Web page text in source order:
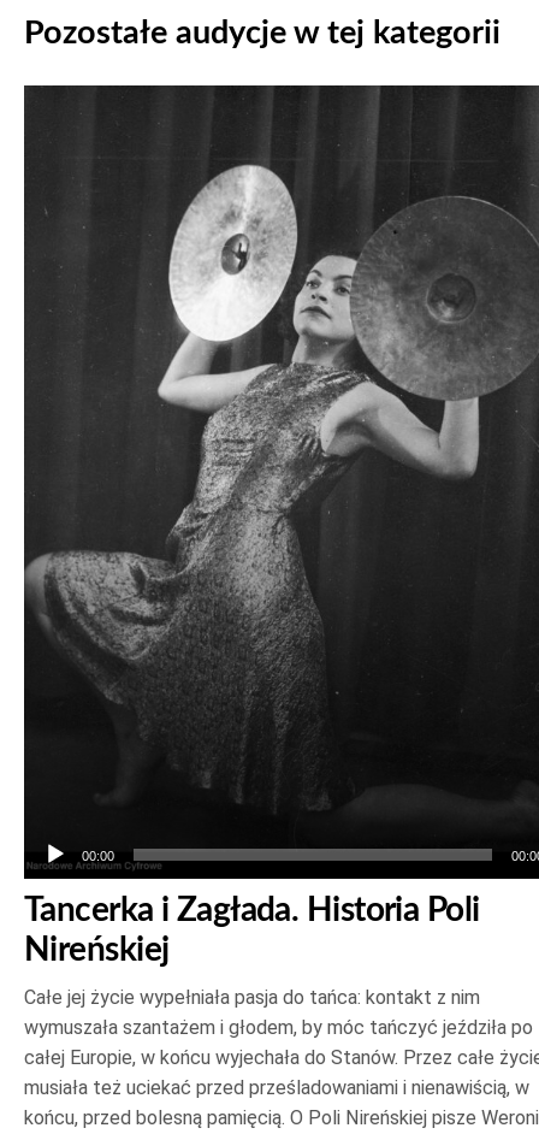
Pozostałe audycje w tej kategorii
00:00
Tancerka i Zagłada. Historia Poli
Nireńskiej
Całe jej życie wypełniała pasja do tańca: kontakt z nim
wymuszała szantażem i głodem, by móc tańczyć jeździła po
całej Europie, w końcu wyjechała do Stanów. Przez całe
musiała też uciekać przed prześladowaniami i nienawiścią, w
końcu, przed bolesną pamięcią. O Poli Nireńskiej pisze